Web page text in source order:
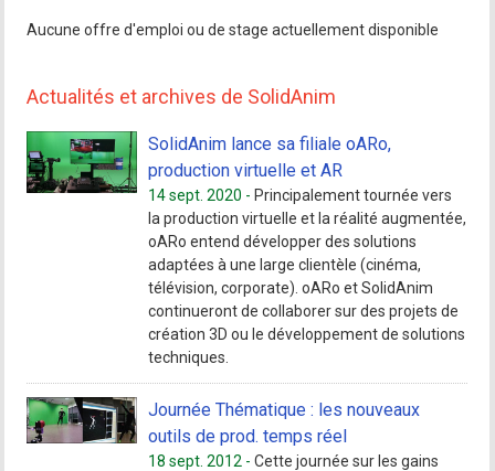
Aucune offre d'emploi ou de stage actuellement disponible
Actualités et archives de SolidAnim
SolidAnim lance sa filiale oARo,
production virtuelle et AR
14 sept. 2020 - Principalement tournée vers
la production virtuelle et la réalité augmentée,
oARo entend développer des solutions
adaptées à une large clientèle (cinéma,
télévision, corporate). oARo et SolidAnim
continueront de collaborer sur des projets de
création 3D ou le développement de solutions
techniques.
Journée Thématique : les nouveaux
outils de prod. temps réel
18 sept. 2012 -Cette journée sur les gains